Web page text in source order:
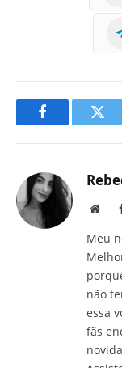
Facebook
Site
Meu
não
essa
fãs